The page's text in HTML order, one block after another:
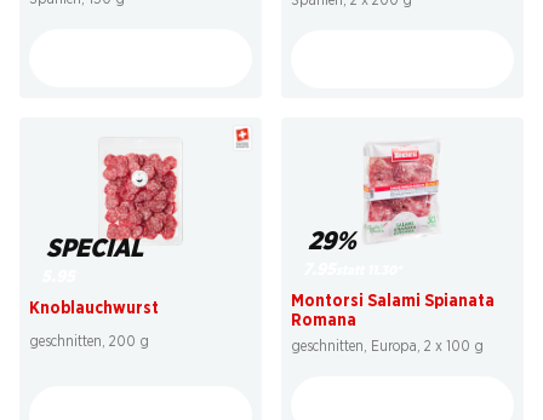
SPECIAL
Knoblauchwurst
geschnitten, 200 g
29%
Montorsi Salami Spianata
Romana
geschnitten, Europa, 2 x 100 g